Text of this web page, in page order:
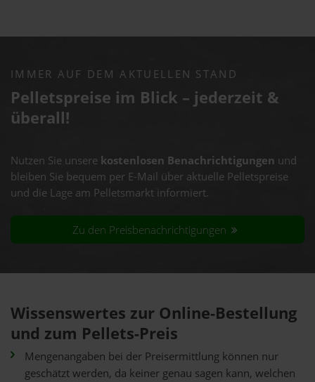
IMMER AUF DEM AKTUELLEN STAND
Pelletspreise im Blick – jederzeit &
überall!
Nutzen Sie unsere kostenlosen Benachrichtigungen und
bleiben Sie bequem per E-Mail über aktuelle Pelletspreise
und die Lage am Pelletsmarkt informiert.
Zu den Preisbenachrichtigungen
Wissenswertes zur Online-Bestellung
und zum Pellets-Preis
Mengenangaben bei der Preisermittlung können nur
geschätzt werden, da keiner genau sagen kann, welchen